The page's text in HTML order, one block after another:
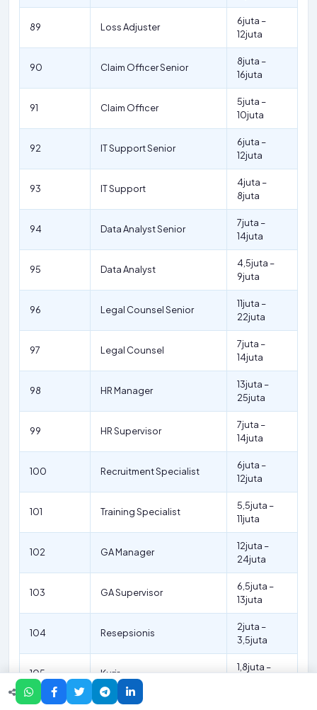
89 Loss Adjuster
6juta –
12juta
90 Claim Officer Senior
8juta –
16juta
91 Claim Officer
5juta –
10juta
92 IT Support Senior
6juta –
12juta
93 IT Support
4juta –
8juta
94 Data Analyst Senior
7juta –
14juta
95 Data Analyst
4,5juta –
9juta
96 Legal Counsel Senior
11juta –
22juta
97 Legal Counsel
7juta –
14juta
98 HR Manager
13juta –
25juta
99 HR Supervisor
7juta –
14juta
100 Recruitment Specialist
6juta –
12juta
101 Training Specialist
5,5juta –
11juta
102 GA Manager
12juta –
24juta
103 GA Supervisor
6,5juta –
13juta
104 Resepsionis
2juta –
3,5juta
105 Kurir
1,8juta –